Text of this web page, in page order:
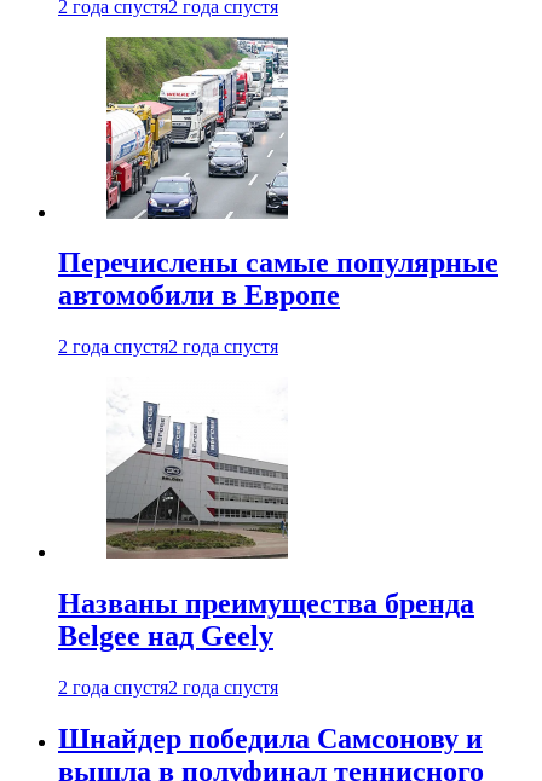
2 года спустя2 года спустя
Перечислены самые популярные
автомобили в Европе
2 года спустя2 года спустя
Названы преимущества бренда
Belgee над Geely
2 года спустя2 года спустя
Шнайдер победила Самсонову и
вышла в полуфинал теннисного